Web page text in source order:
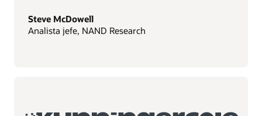
Steve McDowell
Analista jefe, NAND Research